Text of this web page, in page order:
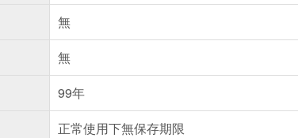
無
無
99年
正常使用下無保存期限